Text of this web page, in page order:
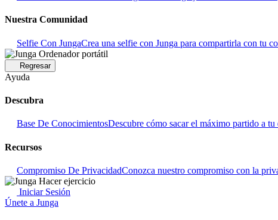
Nuestra Comunidad
Selfie Con JungaCrea una selfie con Junga para compartirla con tu
Regresar
Ayuda
Descubra
Base De ConocimientosDescubre cómo sacar el máximo partido a tu
Recursos
Compromiso De PrivacidadConozca nuestro compromiso con la
Iniciar Sesión
Únete a Junga